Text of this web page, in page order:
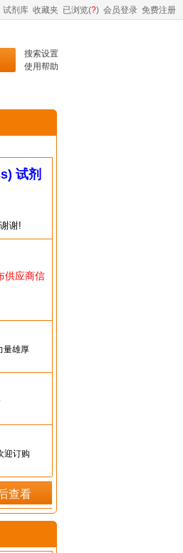
试剂库 收藏夹 已浏览(?) 会员登录 免费注册
搜索设置
使用帮助
试剂
谢!
供应商信
量雄厚
迎订购
查看